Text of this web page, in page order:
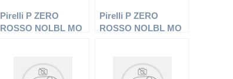
Pirelli P ZERO
ROSSO NOLBL MO
Sommerreifen
Pirelli P ZERO
ROSSO NOLBL MO
Sommerreifen